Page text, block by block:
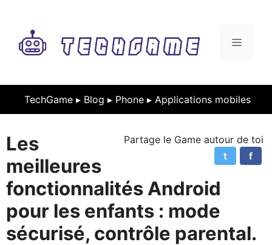
contenu
MENU
TechGame ▸ Blog ▸ Phone ▸ Applications mobiles
Partage le Game autour de toi
f
t
Les
meilleures
fonctionnalités Android
pour les enfants : mode
sécurisé, contrôle parental.